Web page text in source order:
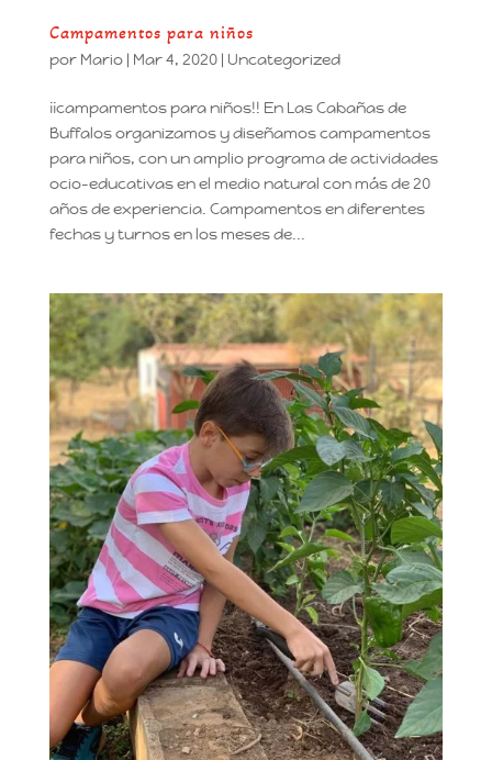
Campamentos para niños
por Mario| Mar 4, 2020| Uncategorized
¡¡campamentos para niños!! En Las Cabañas de
Buffalos organizamos y diseñamos campamentos
para niños, con un amplio programa de actividades
ocio-educativas en el medio natural con más de 20
años de experiencia. Campamentos en diferentes
fechas y turnos en los meses de...